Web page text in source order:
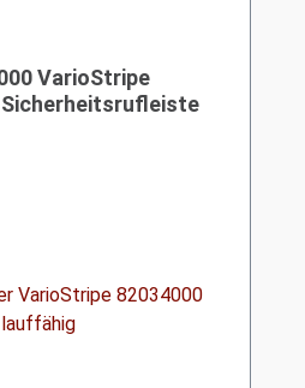
VarioStripe
VarioStripe 82034000